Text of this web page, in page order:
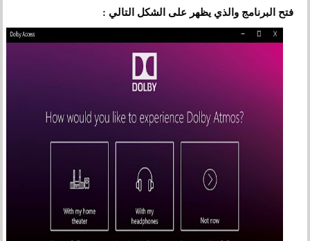
فتح البرنامج والذي يظهر على الشكل التالي :